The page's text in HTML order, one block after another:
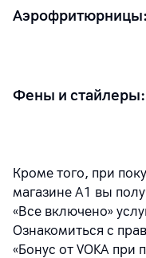
Аэрофритюрницы:
Фены и стайлеры:
Кроме того, при
магазине А1 вы
«Все включено»
Ознакомиться с
«Бонус от VOKA при